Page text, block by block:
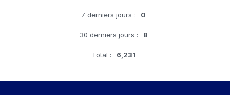
7 derniers jours : 0
30 derniers jours : 8
Total : 6,231